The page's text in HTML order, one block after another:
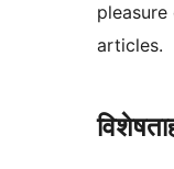
articles.